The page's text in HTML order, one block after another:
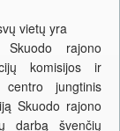
vietų yra
rajono
komisijos ir
centro jungtinis
Skuodo rajono
darbą švenčių